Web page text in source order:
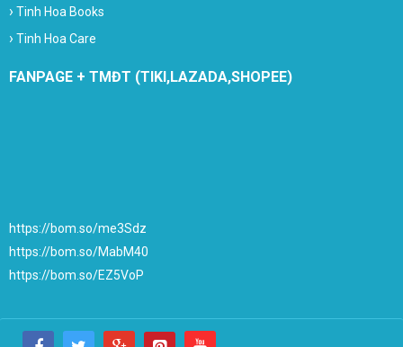
› Tinh Hoa Books
› Tinh Hoa Care
FANPAGE + TMĐT (TIKI,LAZADA,SHOPEE)
https://bom.so/me3Sdz
https://bom.so/MabM40
https://bom.so/EZ5VoP